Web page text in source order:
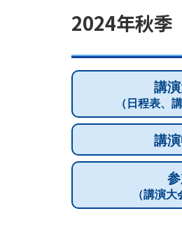
2024年秋季
講
（日程表、
講
（講演